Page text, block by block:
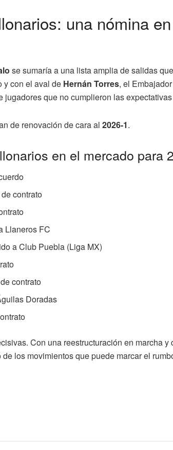
una nómina
se sumaría a una lista amplia de salidas
y con el aval de Hernán Torres, el
que no cumplieron las
de renovación de cara al 2026-1.
en el mercado para
contrato
Llaneros FC
a Club Puebla (Liga MX)
contrato
Doradas
Con una reestructuración en marcha
los movimientos que puede marcar el